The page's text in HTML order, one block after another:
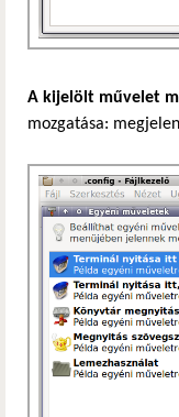
A kijelölt művelet
mozgatása: